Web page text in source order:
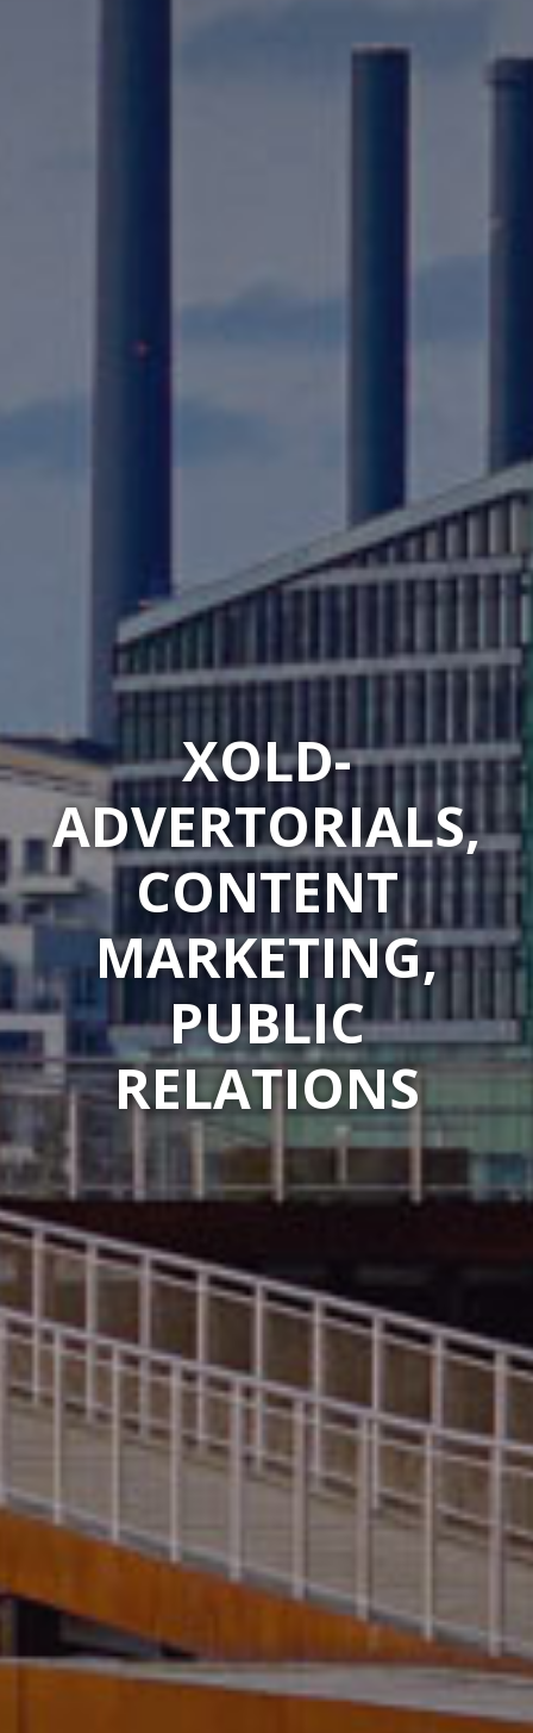
XOLD-
ADVERTORIALS,
CONTENT
MARKETING,
PUBLIC
RELATIONS